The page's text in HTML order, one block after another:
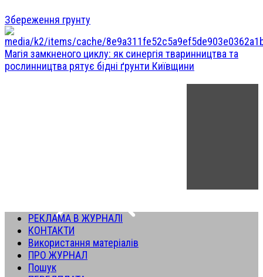
Збереження грунту
Магія замкненого циклу: як синергія тваринництва та
рослинництва рятує бідні ґрунти Київщини
РЕКЛАМА В ЖУРНАЛІ
КОНТАКТИ
Використання матеріалів
ПРО ЖУРНАЛ
Пошук